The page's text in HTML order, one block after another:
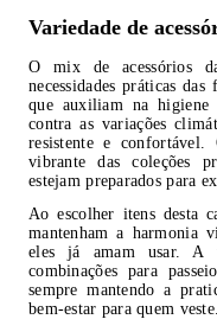
Variedade de
O mix de acessórios
necessidades práticas
que auxiliam na higiene
contra as variações
resistente e confortável.
vibrante das coleções
estejam preparados para
Ao escolher itens desta
mantenham a harmonia
eles já amam usar. A
combinações para
sempre mantendo a
bem-estar para quem veste.